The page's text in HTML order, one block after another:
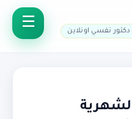
نفسي اونلاين